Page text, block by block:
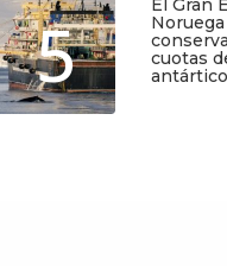
5
El Gran
cuotas
antártico
Quiero